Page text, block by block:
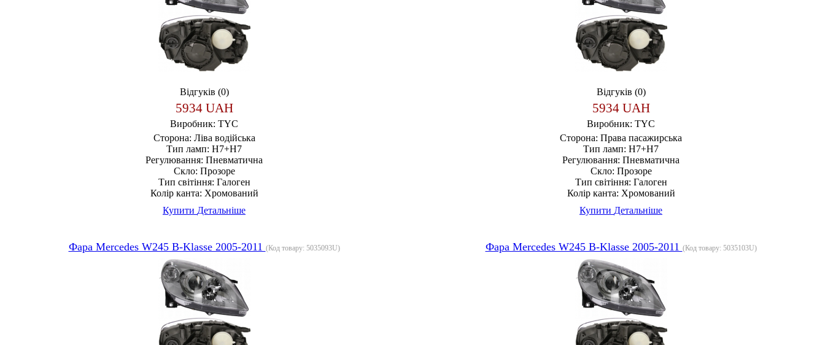
Відгуків (0)
5934 UAH
Виробник: TYC
Сторона: Ліва водійська
Тип ламп: H7+H7
Регулювання: Пневматична
Скло: Прозоре
Тип світіння: Галоген
Колір канта: Хромований
Купити Детальніше
Відгуків (0)
5934 UAH
Виробник: TYC
Сторона: Права пасажирська
Тип ламп: H7+H7
Регулювання: Пневматична
Скло: Прозоре
Тип світіння: Галоген
Колір канта: Хромований
Купити Детальніше
Фара Mercedes W245 B-Klasse 2005-2011 (Код товару: 5035093U) Фара Mercedes W245 B-Klasse 2005-2011 (Код товару: 5035103U)